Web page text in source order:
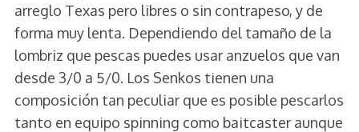
arreglo Texas pero libres o sin contrapeso, y de
forma muy lenta. Dependiendo del tamaño de la
lombriz que pescas puedes usar anzuelos que van
desde 3/0 a 5/0. Los Senkos tienen una
composición tan peculiar que es posible pescarlos
tanto en equipo spinning como baitcaster aunque